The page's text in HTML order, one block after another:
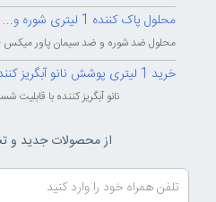
محلول پاک کننده 1 لیتری شوره و...
خرید 1 لیتری پوشش نانو آبگریز کننده...
نانو آبگریز کننده با
از محصولات جدید و